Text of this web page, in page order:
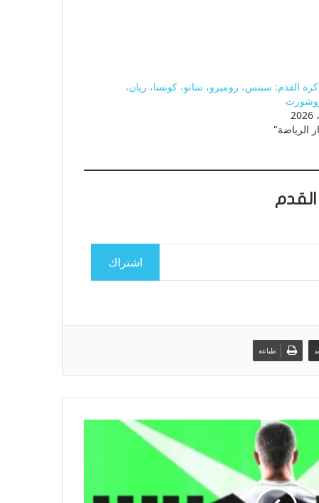
القدم: سبنس، روميرو، سانو، كونسا، ريان،
روشورث
الرياضة"
اشتراك
طباعة